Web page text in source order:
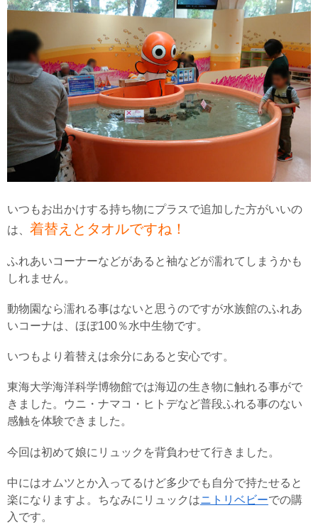
いつもお出かけする持ち物にプラスで追加した方がいいの
は、 着替えとタオルですね！
ふれあいコーナーなどがあると袖などが濡れてしまうかも
しれません。
動物園なら濡れる事はないと思うのですが水族館のふれあ
いコーナは、ほぼ100％水中生物です。
いつもより着替えは余分にあると安心です。
東海大学海洋科学博物館では海辺の生き物に触れる事がで
きました。ウニ・ナマコ・ヒトデなど普段ふれる事のない
感触を体験できました。
今回は初めて娘にリュックを背負わせて行きました。
中にはオムツとか入ってるけど多少でも自分で持たせると
楽になりますよ。ちなみにリュックはニトリベビーでの購
入です。